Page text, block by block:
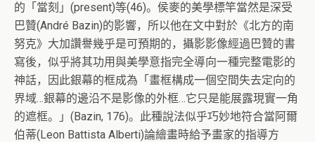
的「當刻」(present)等(46)。侯麥的美學標竿當然是深受
巴贊(André Bazin)的影響，所以他在文中對於《北方的南
努克》大加讚譽幾乎是可預期的，攝影影像經過巴贊的書
寫後，似乎將其功用與美學意指完全導向一種完整電影的
神話，因此銀幕的框成為「畫框構成一個空間失去定向的
界域…銀幕的邊沿不是影像的外框…它只是能展露現實一角
的遮框。」(Bazin, 176)。此種說法似乎巧妙地符合當阿爾
伯蒂(Leon Battista Alberti)論繪畫時給予畫家的指導方